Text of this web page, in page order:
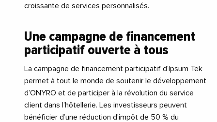
croissante de services personnalisés.
Une campagne de financement
participatif ouverte à tous
La campagne de financement participatif d’Ipsum Tek
permet à tout le monde de soutenir le développement
d’ONYRO et de participer à la révolution du service
client dans l’hôtellerie. Les investisseurs peuvent
bénéficier d’une réduction d’impôt de 50 % du